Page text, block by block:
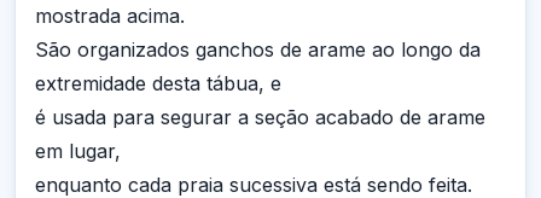
mostrada acima.
São organizados ganchos de arame ao longo da
extremidade desta tábua, e
é usada para segurar a seção acabado de arame
em lugar,
enquanto cada praia sucessiva está sendo feita.